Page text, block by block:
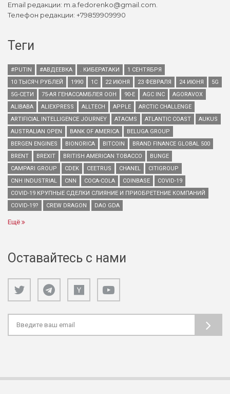
Email редакции: m.a.fedorenko@gmail.com.
Телефон редакции: +79859909990
Теги
#PUTIN #АВДЕЕВКА . КИБЕРАТАКИ
1 СЕНТЯБРЯ
10 ТЫСЯЧ РУБЛЕЙ
1990 1С 22 ИЮНЯ 23 ФЕВРАЛЯ 24 ИЮНЯ
5G
5G-СЕТИ
75-АЯ ГЕНАССАМБЛЕЯ ООН 90-Е AGC INC
AGORAVOX
ALIBABA
ALIEXPRESS ALLTECH APPLE
ARCTIC CHALLENGE
ARTIFICIAL INTELLIGENCE JOURNEY
ATACMS ATLANTIC COAST
AUKUS
AUSTRALIAN OPEN
BANK OF AMERICA
BELUGA GROUP
BERGEN ENGINES
BIONORICA BITCOIN
BRAND FINANCE GLOBAL 500
BRENT
BREXIT BRITISH AMERICAN TOBACCO
BUNGE
CAMPARI GROUP
CDEK CEETRUS CHANEL
CITIGROUP
CNH INDUSTRIAL
CNN COCA-COLA COINBASE
COVID-19
COVID-19 КРУПНЫЕ СДЕЛКИ СЛИЯНИЕ И ПРИОБРЕТЕНИЕ КОМПАНИЙ
COVID-19?
CREW DRAGON DAO GDA
Ещё
Оставайтесь с нами